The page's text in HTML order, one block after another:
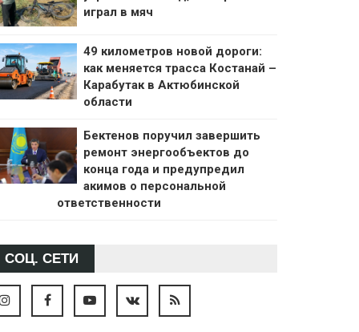
играл в мяч
49 километров новой дороги:
как меняется трасса Костанай –
Карабутак в Актюбинской
области
Бектенов поручил завершить
ремонт энергообъектов до
конца года и предупредил
акимов о персональной
ответственности
СОЦ. СЕТИ